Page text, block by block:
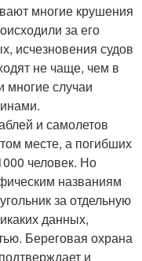
многие крушения
за его
исчезновения судов
не чаще, чем в
многие случаи
и самолетов
месте, а погибших
человек. Но
названиям
за отдельную
данных,
Береговая охрана
и